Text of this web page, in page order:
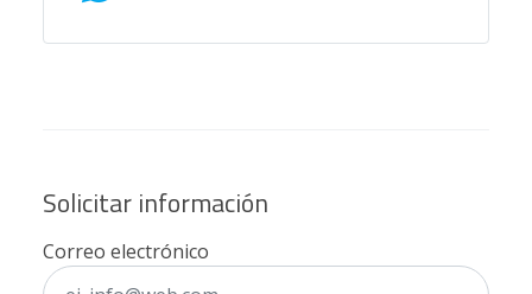
Solicitar información
Correo electrónico